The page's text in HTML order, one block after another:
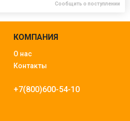
Сообщить о поступлении
КОМПАНИЯ
О нас
Контакты
+7(800)600-54-10